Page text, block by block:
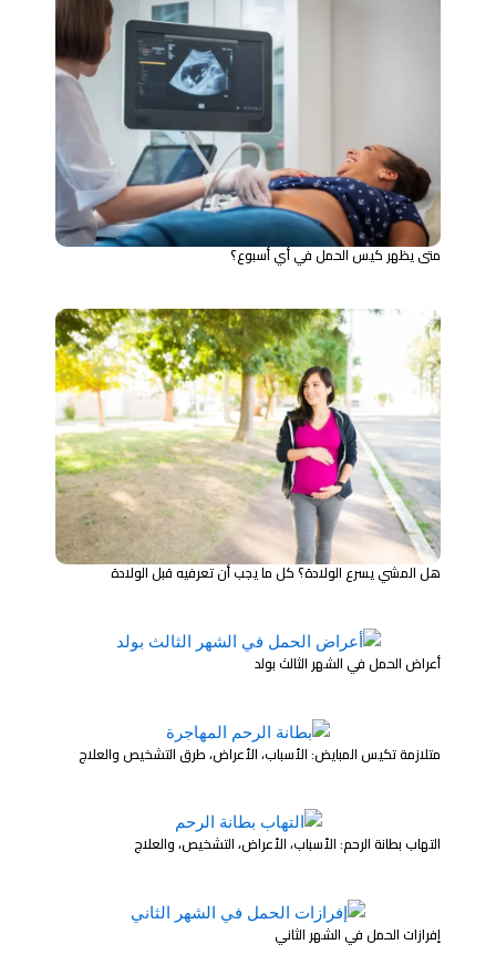
متى يظهر كيس الحمل في أي أسبوع؟
هل المشي يسرع الولادة؟ كل ما يجب أن تعرفيه قبل الولادة
أعراض الحمل في الشهر الثالث بولد
متلازمة تكيس المبايض: الأسباب، الأعراض، طرق التشخيص والعلاج
التهاب بطانة الرحم: الأسباب، الأعراض، التشخيص، والعلاج
إفرازات الحمل في الشهر الثاني